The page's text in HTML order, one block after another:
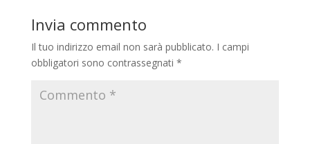
Invia commento
Il tuo indirizzo email non sarà pubblicato. I campi
obbligatori sono contrassegnati *